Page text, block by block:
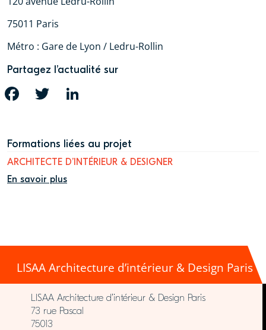
75011 Paris
Métro : Gare de Lyon / Ledru-Rollin
Partagez l’actualité sur
FACEBOOK TWITTER
Formations liées au projet
ARCHITECTE D’INTÉRIEUR & DESIGNER
En savoir plus
LISAA Architecture d’intérieur & Design Paris
LISAA Architecture d’intérieur & Design Paris
73 rue Pascal
75013